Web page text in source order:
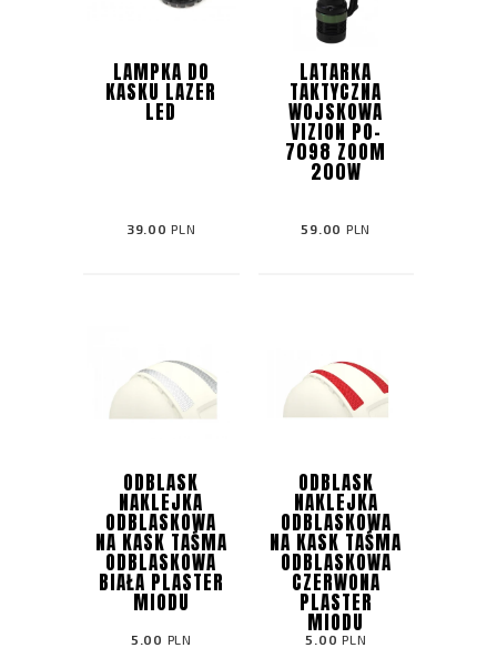
LAMPKA DO
KASKU LAZER
LED
39.00 PLN
LATARKA
TAKTYCZNA
WOJSKOWA
VIZION PO-
7098 ZOOM
200W
59.00 PLN
ODBLASK
NAKLEJKA
ODBLASKOWA
NA KASK TAŚMA
ODBLASKOWA
BIAŁA PLASTER
MIODU
5.00 PLN
ODBLASK
NAKLEJKA
ODBLASKOWA
NA KASK TAŚMA
ODBLASKOWA
CZERWONA
PLASTER
MIODU
5.00 PLN